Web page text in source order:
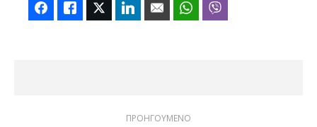
FacebookLike Twitter LinkedIn Email WhatsApp
ΠΡΟΗΓΟΥΜΕΝΟ